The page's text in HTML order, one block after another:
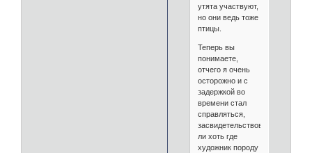
утята участвуют,
но они ведь тоже
птицы.
Теперь вы
понимаете,
отчего я очень
осторожно и с
задержкой во
времени стал
справляться,
засвидетельствовал
ли хоть где
художник породу